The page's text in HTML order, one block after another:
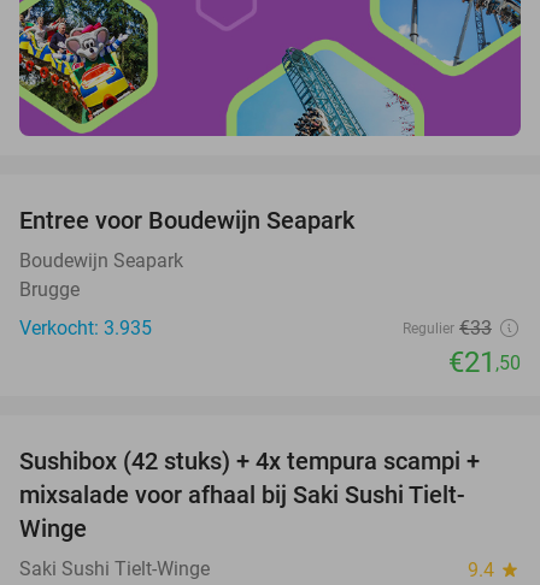
Entree voor Boudewijn Seapark
Boudewijn Seapark
Brugge
Verkocht: 3.935
Regulier €33
€21 ,50
51%
Sushibox (42 stuks) + 4x tempura scampi +
mixsalade voor afhaal bij Saki Sushi Tielt-
Winge
Saki Sushi Tielt-Winge 9.4 star